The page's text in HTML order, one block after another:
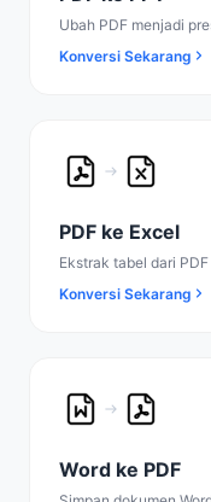
Ubah PDF menjadi
Konversi Sekarang
PDF ke Excel
Ekstrak tabel dari
Konversi Sekarang
Word ke PDF